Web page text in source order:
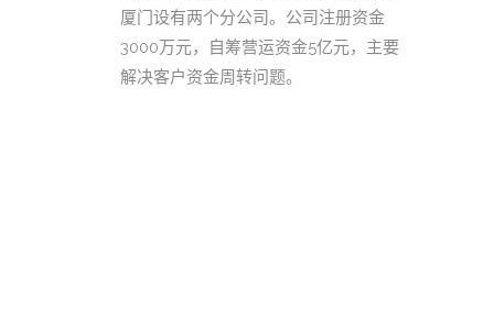
厦门设有两个分公司。公司注册资金
3000万元，自筹营运资金5亿元，主要
解决客户资金周转问题。